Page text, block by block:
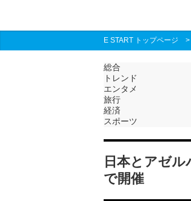
E START トップページ >
総合
トレンド
エンタメ
旅行
経済
スポーツ
日本とアゼ
で開催